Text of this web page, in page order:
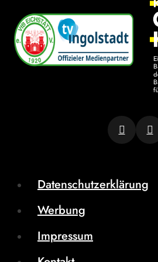
Datenschutzerklärung
Werbung
Impressum